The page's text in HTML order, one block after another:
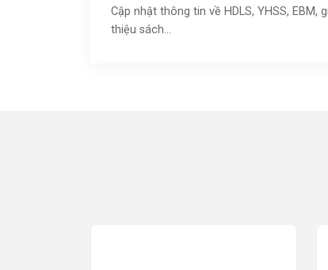
Cập nhật thông tin về HDLS, YHSS, EBM,
thiệu sách…